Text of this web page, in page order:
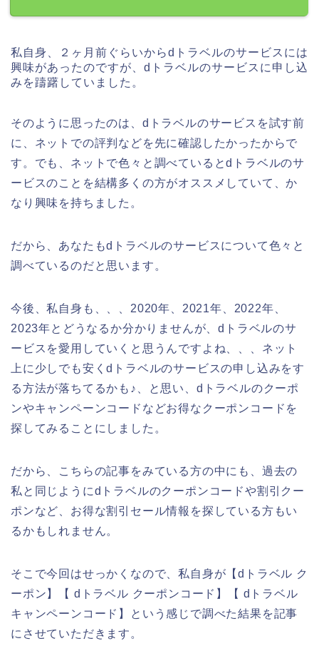
私自身、２ヶ月前ぐらいからdトラベルのサービスには
興味があったのですが、dトラベルのサービスに申し込
みを躊躇していました。
そのように思ったのは、dトラベルのサービスを試す前
に、ネットでの評判などを先に確認したかったからで
す。でも、ネットで色々と調べているとdトラベルのサ
ービスのことを結構多くの方がオススメしていて、か
なり興味を持ちました。
だから、あなたもdトラベルのサービスについて色々と
調べているのだと思います。
今後、私自身も、、、2020年、2021年、2022年、
2023年とどうなるか分かりませんが、dトラベルのサ
ービスを愛用していくと思うんですよね、、、ネット
上に少しでも安くdトラベルのサービスの申し込みをす
る方法が落ちてるかも♪、と思い、dトラベルのクーポ
ンやキャンペーンコードなどお得なクーポンコードを
探してみることにしました。
だから、こちらの記事をみている方の中にも、過去の
私と同じようにdトラベルのクーポンコードや割引クー
ポンなど、お得な割引セール情報を探している方もい
るかもしれません。
そこで今回はせっかくなので、私自身が【dトラベル ク
ーポン】【 dトラベル クーポンコード】【 dトラベル
キャンペーンコード】という感じで調べた結果を記事
にさせていただきます。